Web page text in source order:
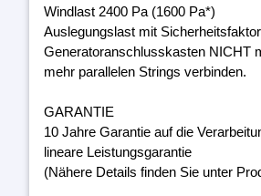
Windlast 2400 Pa (1600 Pa*)
Auslegungslast mit
Generatoranschlusskasten NICHT
mehr parallelen Strings verbinden.
GARANTIE
10 Jahre Garantie auf die
lineare Leistungsgarantie
(Nähere Details finden Sie unter